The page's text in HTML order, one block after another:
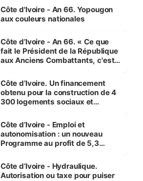
l'Etat de droit pour préserver les
vies humaines »
Côte d'Ivoire - An 66. Yopougon
aux couleurs nationales
Côte d’Ivoire - An 66. « Ce que
fait le Président de la République
aux Anciens Combattants, c'est
Côte d’Ivoire. Un financement
obtenu pour la construction de 4
300 logements sociaux et
et Yamoussoukro
Côte d’Ivoire - Emploi et
autonomisation : un nouveau
Programme au profit de 5,3
Côte d’Ivoire - Hydraulique.
Autorisation ou taxe pour puiser